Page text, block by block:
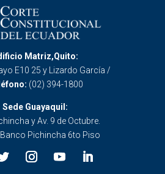
Matriz,Quito:
E10 25 y Lizardo García /
(02) 394-1800
Sede Guayaquil:
y Av. 9 de Octubre.
Pichincha 6to Piso